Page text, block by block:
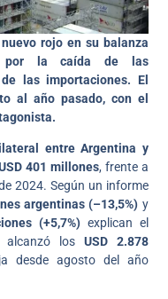
rojo en su balanza
por la caída de las
las importaciones. El
al año pasado, con el
entre Argentina y
401 millones, frente a
2024. Según un informe
argentinas (–13,5%) y
(+5,7%)explican el
alcanzó los USD 2.878
desde agosto del año